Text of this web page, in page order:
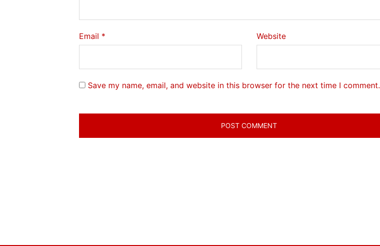
Email * Website
Save my name, email, and website in this browser for the next time I comment.